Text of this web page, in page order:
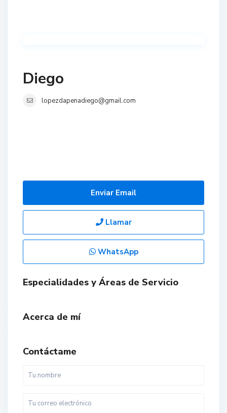
Diego
lopezdapenadiego@gmail.com
Enviar Email
Llamar
WhatsApp
Especialidades y Áreas de Servicio
Acerca de mí
Contáctame